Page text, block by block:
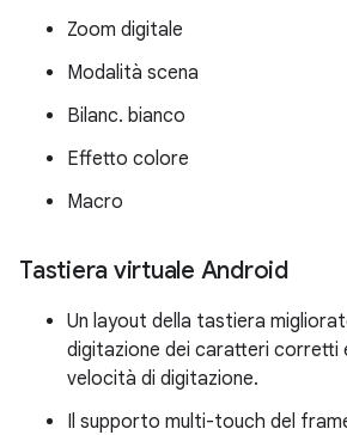
Zoom digitale
Modalità scena
Bilanc. bianco
Effetto colore
Macro
Tastiera virtuale Android
Un layout della tastiera
digitazione dei caratteri corretti
velocità di digitazione.
Il supporto multi-touch del